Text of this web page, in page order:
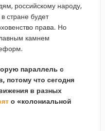
российскому народу,
стране будет
права. Но
камнем
параллель с
потому что сегодня
в разных
о «колониальной